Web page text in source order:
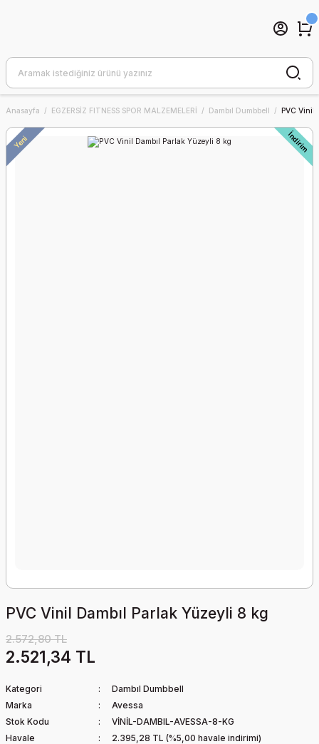
Anasayfa EGZERSİZ FITNESS SPOR MALZEMELERİ Dambıl Dumbbell PVC Vinil
Yeni İndirim
PVC Vinil Dambıl Parlak Yüzeyli 8 kg
2.572,80 TL
2.521,34 TL
Kategori
Dambıl Dumbbell
Marka
Avessa
Stok Kodu
VİNİL-DAMBIL-AVESSA-8-KG
Havale
2.395,28 TL (%5,00 havale indirimi)